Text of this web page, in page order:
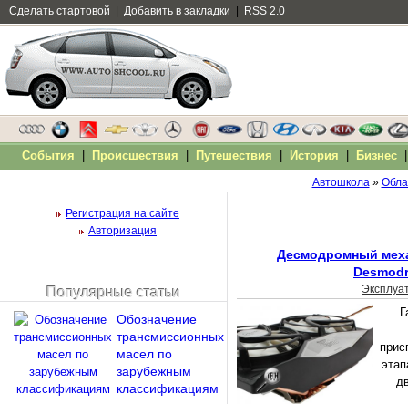
Автошкола»
Десмодромный
Регистрация на сайте
Авторизация
Напомнить пароль?
Популярные статьи
Обозначение
трансмиссионных
масел по
зарубежным
классификациям
Сделать стартовой Добавить в закладки RSS 2.0
События Происшествия Путешествия История Бизнес